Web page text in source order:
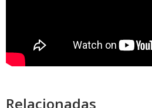
Relacionadas